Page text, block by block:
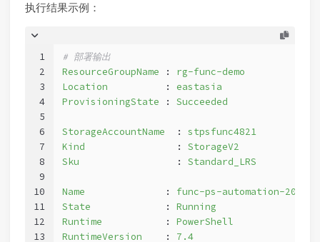
执行结果示例：
1
2
3
4
5
6
7
8
9
10
11
12
13
# 部署输出
ResourceGroupName :
rg-func-demo
Location
          :
eastasia
ProvisioningState : Succeeded
StorageAccountName
  :
stpsfunc4821
Kind
                :
StorageV2
Sku
                 :
Standard_LRS
Name
              :
func-ps-automation-2025
State
             :
Running
Runtime
           :
PowerShell
RuntimeVersion
    :
7.4